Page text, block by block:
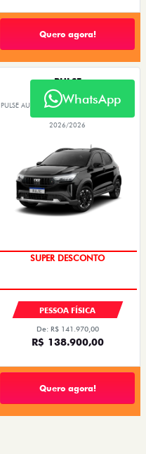
Quero agora!
PULSE
PULSE AUDACE TURBO 200 HYBRID FLEX AT
2026/2026
SUPER DESCONTO
PESSOA FÍSICA
De: R$ 141.970,00
R$ 138.900,00
Quero agora!
WhatsApp